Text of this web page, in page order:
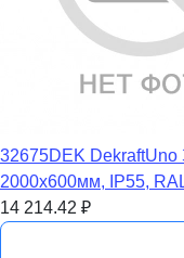
32675DEK
2000х600мм, IP55,
14 214.42 ₽